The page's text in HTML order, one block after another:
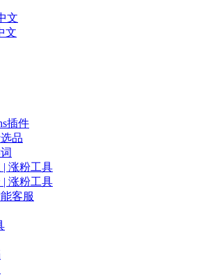
文
文
插件
品
| 涨粉工具
| 涨粉工具
客服